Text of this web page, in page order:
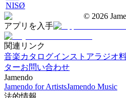
NISØ
© 2026
アプリを入手
関連リンク
音楽カタログインストアラジオ
ターお問い合わせ
Jamendo
Jamendo for ArtistsJamendo Music
法的情報